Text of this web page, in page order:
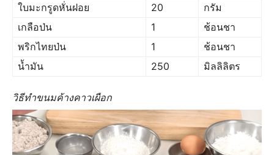
ใบมะกรูดหั่นฝอย
20
กรัม
เกลือป่น
1
ช้อนชา
พริกไทยป่น
1
ช้อนชา
น้ำมัน
250 มิลลิลิตร
วิธีทำขนมค้างคาวเผือก